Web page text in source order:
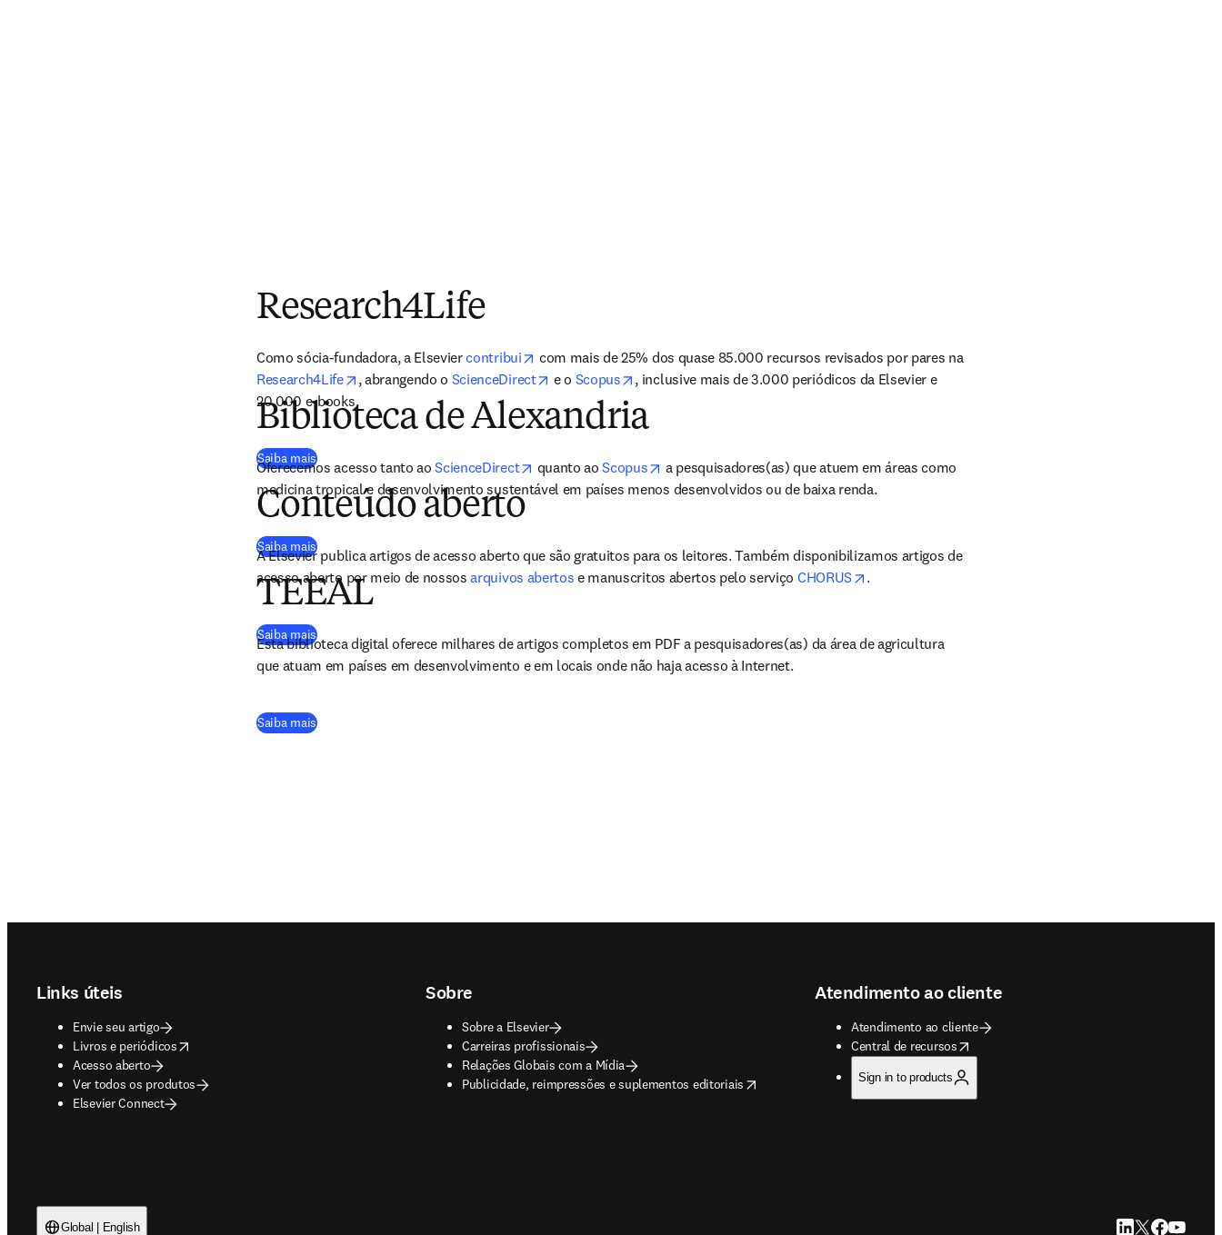
Research4Life
Como sócia-fundadora, a Elsevier contribui opens in new tab/window
com mais de 25% dos quase 85.000 recursos revisados por pares na
Research4Life
opens in new tab/window
, abrangendo o ScienceDirect opens in new tab/window
e o Scopus opens in new tab/window
, inclusive mais de 3.000 periódicos da Elsevier e
20.000 e-books.
Saiba mais(
Biblioteca de Alexandria
Oferecemos acesso tanto ao ScienceDirect opens in new tab/window
quanto ao Scopus opens in new tab/window
a pesquisadores(as) que atuem em áreas como
medicina tropical e desenvolvimento sustentável em países menos desenvolvidos ou de baixa renda.
Saiba mais(
Conteúdo aberto
A Elsevier publica artigos de acesso aberto que são gratuitos para os leitores. Também disponibilizamos artigos de
acesso aberto por meio de nossos arquivos abertos e manuscritos abertos pelo serviço CHORUS opens in new tab/window
.
Saiba mais(
TEEAL
Esta biblioteca digital oferece milhares de artigos completos em PDF a pesquisadores(as) da área de agricultura
que atuam em países em desenvolvimento e em locais onde não haja acesso à Internet.
Saiba mais(
Links úteis
Envie seu artigo
Livros e periódicos
opens in new tab/window
Acesso aberto
Ver todos os produtos
Elsevier Connect
Sobre
Sobre a Elsevier
Carreiras profissionais
Relações Globais com a Mídia
Publicidade, reimpressões e suplementos editoriais
opens in new tab/window
Atendimento ao cliente
Atendimento ao cliente
Central de recursos
opens in new tab/window
Sign in to products
Global | English LinkedIn abre em
Twitter abre
Facebook
YouTube